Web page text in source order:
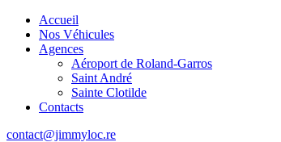
Accueil
Nos Véhicules
Agences
Aéroport de Roland-Garros
Saint André
Sainte Clotilde
Contacts
contact@jimmyloc.re